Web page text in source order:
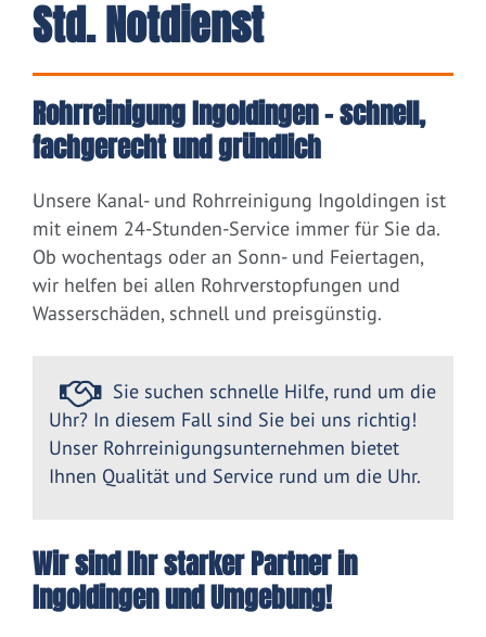
Std. Notdienst
Rohrreinigung Ingoldingen – schnell,
fachgerecht und gründlich
Unsere Kanal- und Rohrreinigung Ingoldingen ist
mit einem 24-Stunden-Service immer für Sie da.
Ob wochentags oder an Sonn- und Feiertagen,
wir helfen bei allen Rohrverstopfungen und
Wasserschäden, schnell und preisgünstig.
Sie suchen schnelle Hilfe, rund um die
Uhr? In diesem Fall sind Sie bei uns richtig!
Unser Rohrreinigungsunternehmen bietet
Ihnen Qualität und Service rund um die Uhr.
Wir sind Ihr starker Partner in
Ingoldingen und Umgebung!